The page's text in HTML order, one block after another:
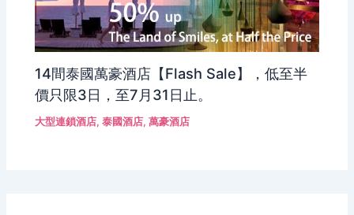
14間泰國萬豪酒店【Flash Sale】，低至半
價只限3日，至7月31日止。
大型連鎖酒店,泰國酒店,萬豪酒店